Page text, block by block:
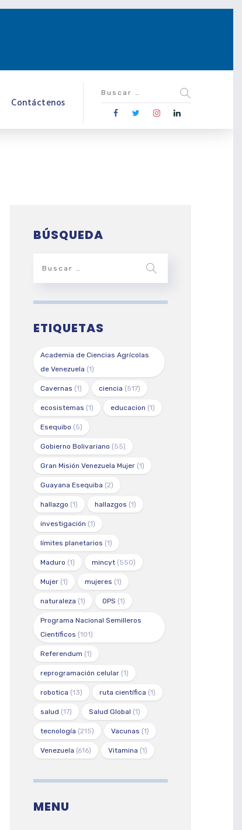
Contáctenos
BÚSQUEDA
ETIQUETAS
Academia de Ciencias Agrícolas
de Venezuela (1)
Cavernas (1) ciencia (517)
ecosistemas (1) educacion (1)
Esequibo (5)
Gobierno Bolivariano (55)
Gran Misión Venezuela Mujer (1)
Guayana Esequiba (2)
hallazgo (1) hallazgos (1)
investigación (1)
límites planetarios (1)
Maduro (1) mincyt (550)
Mujer (1) mujeres (1)
naturaleza (1) OPS (1)
Programa Nacional Semilleros
Científicos (101)
Referendum (1)
reprogramación celular (1)
robotica (13) ruta científica (1)
salud (17) Salud Global (1)
tecnología (215) Vacunas (1)
Venezuela (616) Vitamina (1)
MENU